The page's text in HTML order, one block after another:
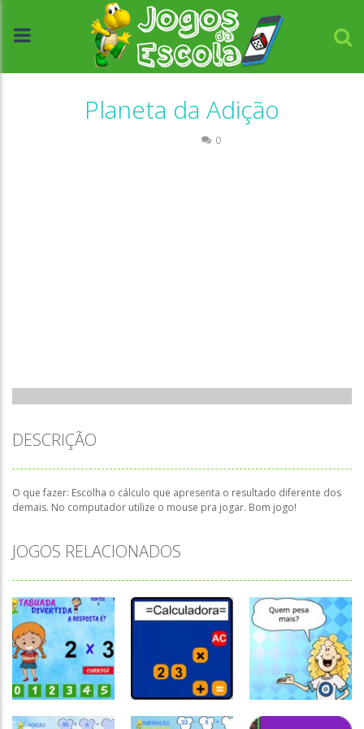
Planeta da Adição
0
DESCRIÇÃO
O que fazer: Escolha o cálculo que apresenta o resultado diferente dos
demais. No computador utilize o mouse pra jogar. Bom jogo!
JOGOS RELACIONADOS